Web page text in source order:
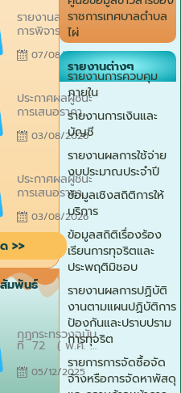
รายงานสรุปผล
การพิจารณาการ
จัดซื้อจัดจ้างราย
เดือน (สขร.1)
ประจำเดือน
กรกฎาคม 2569
on
07/08/2026
ประกาศผลผู้ชนะ
การเสนอราคา
และเผยแพร่
ข้อมูลสาระสำคัญ
ในสัญญา สำหรับ
การจัดจ้างเหมา
บริการปรับปรุง
ภูมิทัศน์ โดยวิธี
เฉพาะเจาะจง
Posted
on
03/08/2026
ประกาศผลผู้ชนะ
การเสนอราคา
และเผยแพร่
ข้อมูลสาระสำคัญ
ในสัญญา สำหรับ
การจัดซื้อวัสดุ
ซ่อมแซมรถ
บรรทุกขยะ
ทะเบียน 82-
9657 กาฬสินธุ์
โดยวิธีเฉพาะ
เจาะจง
on
03/08/2026
>>
สัมพันธ์
กฎกระทรวงฉบับ
ที่ 72 ( พ.ศ.
2568 ) ออก
ตามความในพระ
ราชบัญญัติ
on
05/12/2025
ราชการเทศบาลตำบล
ไผ่
รายงานต่างๆ
รายงานการควบคุม
ภายใน
รายงานการเงินและ
บัญชี
รายงานผลการใช้จ่าย
งบประมาณประจำปี
ข้อมูลเชิงสถิติการให้
บริการ
ข้อมูลสถิติเรื่องร้อง
เรียนการทุจริตและ
ประพฤติมิชอบ
รายงานผลการปฏิบัติ
งานตามแผนปฏิบัติการ
ป้องกันและปราบปราม
การทุจริต
รายการการจัดซื้อจัด
จ้างหรือการจัดหาพัสดุ